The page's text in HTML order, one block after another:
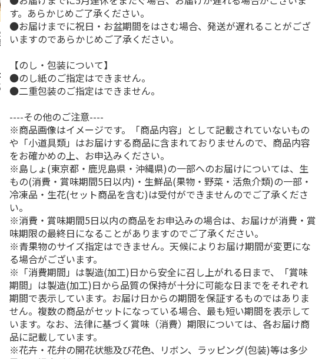
【スーパ
（かし
＜おせち＞【冷凍】
おせち早割 札幌市
膳
15,000円
(送料・税込)
＜おせち＞【冷凍】
おせち早割 蟹と肉
22,180円
(送料・税込)
＜おせち＞【冷凍】
＜おせち＞【
す。あらかじめご了承ください。
●お届けまでに祝日・お盆期間をはさむ場合、発送が遅れることがござ
いますのであらかじめご了承ください。
【のし・包装について】
●のし紙のご指定はできません。
●二重包装のご指定はできません。
----その他のご注意----
※商品画像はイメージです。「商品内容」として記載されていないもの
や「小道具類」はお届けする商品に含まれておりませんので、商品内容
をお確かめの上、お申込みください。
※島しょ(東京都・鹿児島県・沖縄県)の一部へのお届けについては、生
もの(消費・賞味期間5日以内)・生鮮品(果物・野菜・活魚介類)の一部・
冷凍品・生花(セット商品を含む)は受付ができませんのでご了承くださ
い。
※消費・賞味期間5日以内の商品をお申込みの場合は、お届けが消費・賞
味期限の最終日になることがありますのでご了承ください。
※青果物のサイズ指定はできません。天候によりお届け期間が変更にな
る場合がございます。
※「消費期間」は製造(加工)日から安全に召し上がれる日まで、「賞味
期間」は製造(加工)日から品質の保持が十分に可能な日までをそれぞれ
期間で表示しています。お届け日からの期間を保証するものではありま
せん。複数の商品がセットになっている場合、最も短い期間を表示して
います。なお、法律に基づく賞味（消費）期限については、各お届け商
品に記載しています。
※花卉・花弁の開花状態及び花色、リボン、ラッピング(包装)等は多少